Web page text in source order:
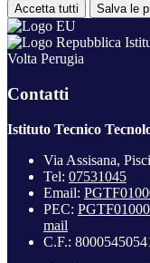
Accetta tutti Salva le
Volta Perugia
Contatti
Istituto Tecnico
Via Assisana,
Tel: 07531045
Email:
PEC:
mail
C.F.: